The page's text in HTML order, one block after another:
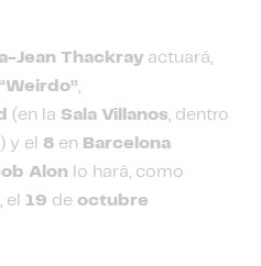
Jean Thackray actuará,
,
(en la Sala Villanos, dentro
) y el 8 en Barcelona
Alon lo hará, como
, el 19 de octubre